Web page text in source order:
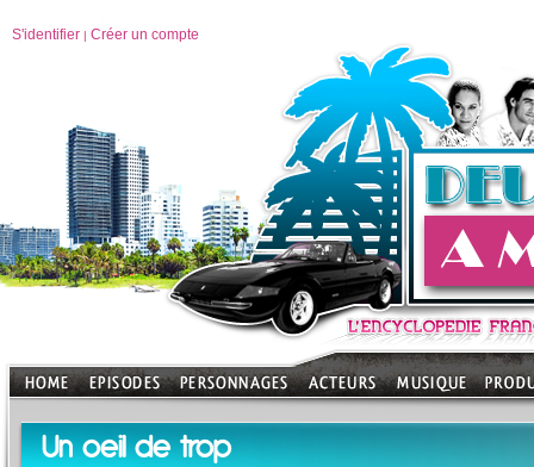
S'identifier | Créer un compte
Un oeil de trop